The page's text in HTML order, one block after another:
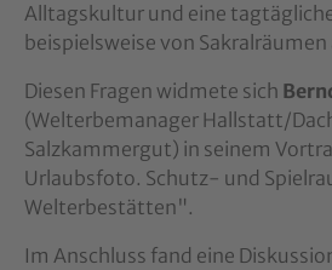
Alltagskultur und eine
beispielsweise von Sakralräumen
Diesen Fragen widmete sich
(Welterbemanager Hallstatt/
Salzkammergut) in seinem
Urlaubsfoto. Schutz- und
Welterbestätten".
Im Anschluss fand eine